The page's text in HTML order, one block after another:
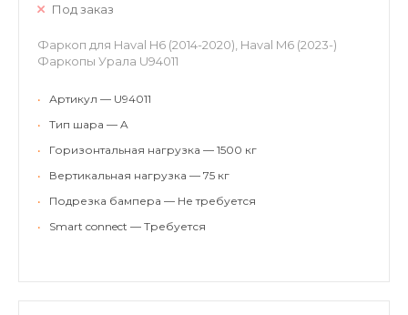
Под заказ
Фаркоп для Haval H6 (2014-2020), Haval M6 (2023-)
Фаркопы Урала U94011
•
Артикул — U94011
•
Тип шара — A
•
Горизонтальная нагрузка — 1500 кг
•
Вертикальная нагрузка — 75 кг
•
Подрезка бампера — Не требуется
•
Smart connect — Требуется